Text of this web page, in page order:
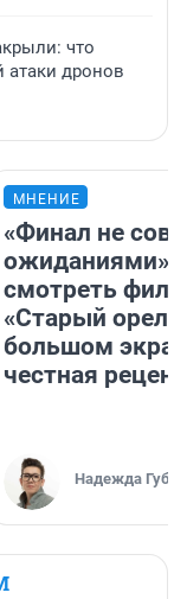
что
атаки дронов
МНЕНИЕ
«Финал не
ожиданиями»:
смотреть
«Старый орел»
большом
честная
Надежда